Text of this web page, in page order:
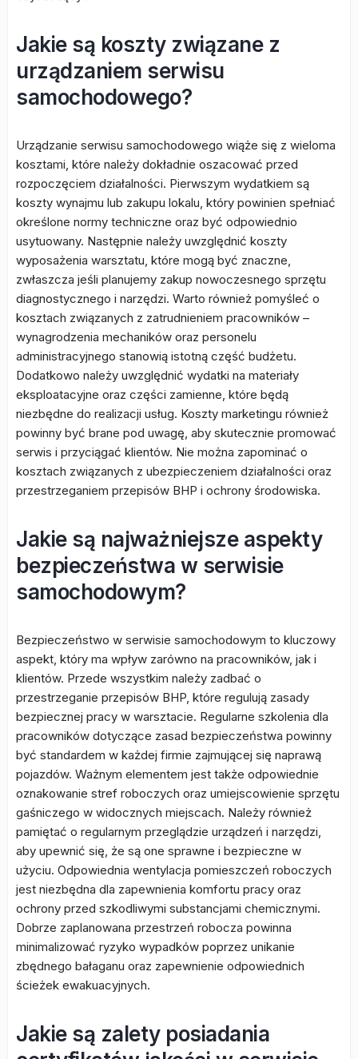
Jakie są koszty związane z
urządzaniem serwisu
samochodowego?
Urządzanie serwisu samochodowego wiąże się z wieloma
kosztami, które należy dokładnie oszacować przed
rozpoczęciem działalności. Pierwszym wydatkiem są
koszty wynajmu lub zakupu lokalu, który powinien spełniać
określone normy techniczne oraz być odpowiednio
usytuowany. Następnie należy uwzględnić koszty
wyposażenia warsztatu, które mogą być znaczne,
zwłaszcza jeśli planujemy zakup nowoczesnego sprzętu
diagnostycznego i narzędzi. Warto również pomyśleć o
kosztach związanych z zatrudnieniem pracowników –
wynagrodzenia mechaników oraz personelu
administracyjnego stanowią istotną część budżetu.
Dodatkowo należy uwzględnić wydatki na materiały
eksploatacyjne oraz części zamienne, które będą
niezbędne do realizacji usług. Koszty marketingu również
powinny być brane pod uwagę, aby skutecznie promować
serwis i przyciągać klientów. Nie można zapominać o
kosztach związanych z ubezpieczeniem działalności oraz
przestrzeganiem przepisów BHP i ochrony środowiska.
Jakie są najważniejsze aspekty
bezpieczeństwa w serwisie
samochodowym?
Bezpieczeństwo w serwisie samochodowym to kluczowy
aspekt, który ma wpływ zarówno na pracowników, jak i
klientów. Przede wszystkim należy zadbać o
przestrzeganie przepisów BHP, które regulują zasady
bezpiecznej pracy w warsztacie. Regularne szkolenia dla
pracowników dotyczące zasad bezpieczeństwa powinny
być standardem w każdej firmie zajmującej się naprawą
pojazdów. Ważnym elementem jest także odpowiednie
oznakowanie stref roboczych oraz umiejscowienie sprzętu
gaśniczego w widocznych miejscach. Należy również
pamiętać o regularnym przeglądzie urządzeń i narzędzi,
aby upewnić się, że są one sprawne i bezpieczne w
użyciu. Odpowiednia wentylacja pomieszczeń roboczych
jest niezbędna dla zapewnienia komfortu pracy oraz
ochrony przed szkodliwymi substancjami chemicznymi.
Dobrze zaplanowana przestrzeń robocza powinna
minimalizować ryzyko wypadków poprzez unikanie
zbędnego bałaganu oraz zapewnienie odpowiednich
ścieżek ewakuacyjnych.
Jakie są zalety posiadania